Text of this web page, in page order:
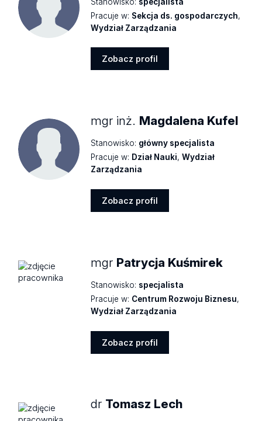
Pracuje w: Sekcja ds. gospodarczych,
Wydział Zarządzania
Zobacz profil
mgr inż. Magdalena Kufel
Stanowisko: główny specjalista
Pracuje w: Dział Nauki,Wydział
Zarządzania
Zobacz profil
mgr Patrycja Kuśmirek
Stanowisko: specjalista
Pracuje w: Centrum Rozwoju Biznesu,
Wydział Zarządzania
Zobacz profil
dr Tomasz Lech